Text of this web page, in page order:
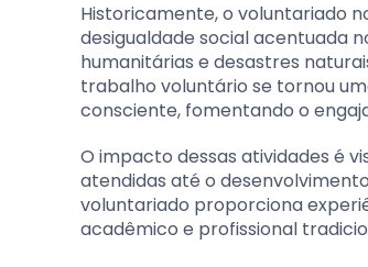
Historicamente, o voluntariado
desigualdade social acentuada
humanitárias e desastres
trabalho voluntário se tornou
consciente, fomentando o
O impacto dessas atividades é
atendidas até o
voluntariado proporciona
acadêmico e profissional